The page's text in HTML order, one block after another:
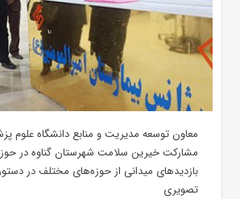
معاون توسعه مدیریت و منابع دانشگاه علوم
مشارکت خیرین سلامت شهرستان گناوه در
بازدیدهای میدانی از حوزه‌های مختلف در
تصویری